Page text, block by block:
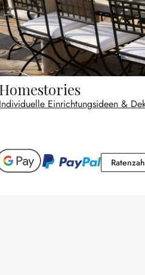
Homestories
Individuelle Einrichtungsideen &